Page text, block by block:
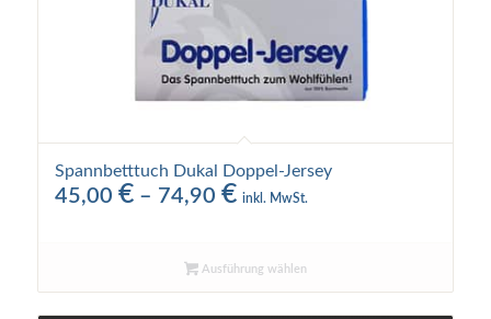
Spannbetttuch Dukal Doppel-Jersey
45,00 € – 74,90 €Preisspanne:
74,90 €
inkl. MwSt.
Ausführung wählen